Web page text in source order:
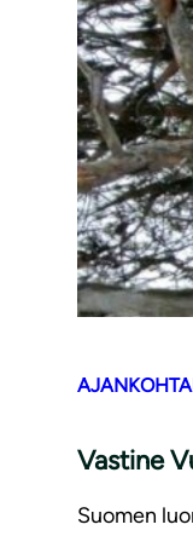
Vastine
Suomen